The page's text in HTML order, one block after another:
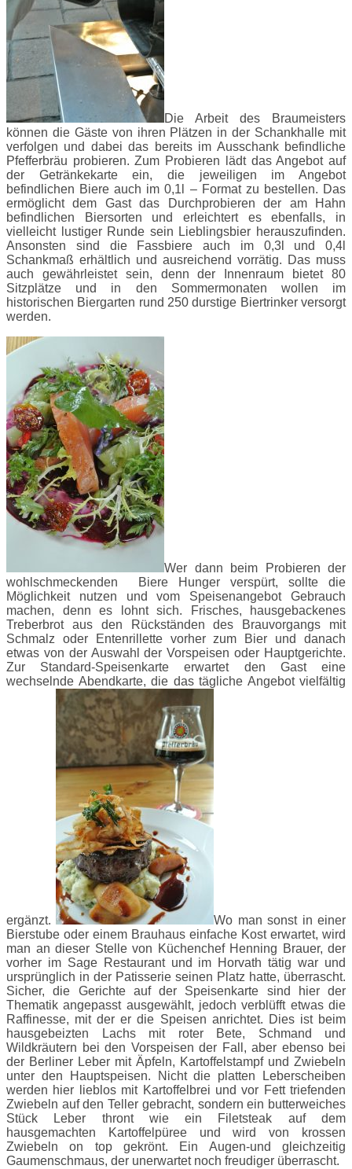
Die Arbeit des Braumeisters
können die Gäste von ihren Plätzen in der Schankhalle mit
verfolgen und dabei das bereits im Ausschank befindliche
Pfefferbräu probieren. Zum Probieren lädt das Angebot auf
der Getränkekarte ein, die jeweiligen im Angebot
befindlichen Biere auch im 0,1l – Format zu bestellen. Das
ermöglicht dem Gast das Durchprobieren der am Hahn
befindlichen Biersorten und erleichtert es ebenfalls, in
vielleicht lustiger Runde sein Lieblingsbier herauszufinden.
Ansonsten sind die Fassbiere auch im 0,3l und 0,4l
Schankmaß erhältlich und ausreichend vorrätig. Das muss
auch gewährleistet sein, denn der Innenraum bietet 80
Sitzplätze und in den Sommermonaten wollen im
historischen Biergarten rund 250 durstige Biertrinker versorgt
werden.
Wer dann beim Probieren der
wohlschmeckenden Biere Hunger verspürt, sollte die
Möglichkeit nutzen und vom Speisenangebot Gebrauch
machen, denn es lohnt sich. Frisches, hausgebackenes
Treberbrot aus den Rückständen des Brauvorgangs mit
Schmalz oder Entenrillette vorher zum Bier und danach
etwas von der Auswahl der Vorspeisen oder Hauptgerichte.
Zur Standard-Speisenkarte erwartet den Gast eine
wechselnde Abendkarte, die das tägliche Angebot vielfältig
ergänzt.
Wo man sonst in einer
Bierstube oder einem Brauhaus einfache Kost erwartet, wird
man an dieser Stelle von Küchenchef Henning Brauer, der
vorher im Sage Restaurant und im Horvath tätig war und
ursprünglich in der Patisserie seinen Platz hatte, überrascht.
Sicher, die Gerichte auf der Speisenkarte sind hier der
Thematik angepasst ausgewählt, jedoch verblüfft etwas die
Raffinesse, mit der er die Speisen anrichtet. Dies ist beim
hausgebeizten Lachs mit roter Bete, Schmand und
Wildkräutern bei den Vorspeisen der Fall, aber ebenso bei
der Berliner Leber mit Äpfeln, Kartoffelstampf und Zwiebeln
unter den Hauptspeisen. Nicht die platten Leberscheiben
werden hier lieblos mit Kartoffelbrei und vor Fett triefenden
Zwiebeln auf den Teller gebracht, sondern ein butterweiches
Stück Leber thront wie ein Filetsteak auf dem
hausgemachten Kartoffelpüree und wird von krossen
Zwiebeln on top gekrönt. Ein Augen-und gleichzeitig
Gaumenschmaus, der unerwartet noch freudiger überrascht.